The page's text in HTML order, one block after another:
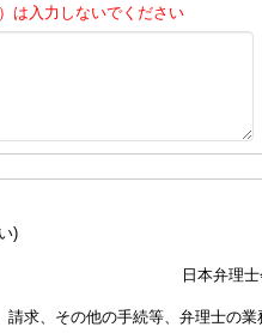
は入力しないでください
)
日本弁理
求、その他の手続等、弁理士の業